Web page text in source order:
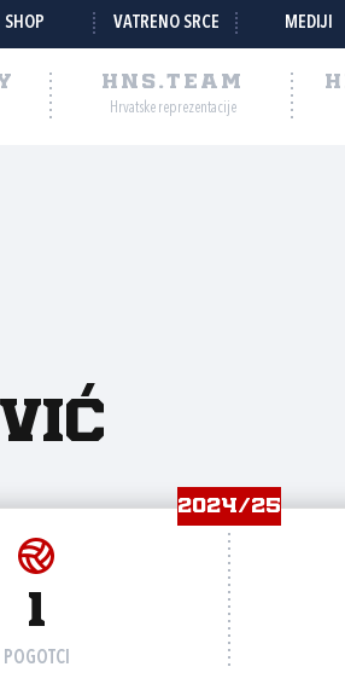
SHOP VATRENO SRCE MEDIJI
HNS.TEAM
Hrvatske reprezentacije
2024/25
1
POGOTCI